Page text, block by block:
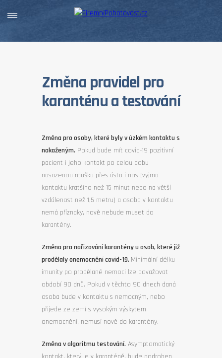
Změna pravidel pro
karanténu a testování
Změna pro osoby, které byly v úzkém kontaktu s
nakaženým. Pokud bude mít covid-19 pozitivní
pacient i jeho kontakt po celou dobu
nasazenou roušku přes ústa i nos (vyjma
kontaktu kratšího než 15 minut nebo na větší
vzdálenost než 1,5 metru) a osoba v kontaktu
nemá příznaky, nově nebude muset do
karantény.
Změna pro nařizování karantény u osob, které již
prodělaly onemocnění covid-19. Minimální délku
imunity po prodělané nemoci lze považovat
období 90 dnů. Pokud v těchto 90 dnech daná
osoba bude v kontaktu s nemocným, nebo
přijede ze zemí s vysokým výskytem
onemocnění, nemusí nově do karantény.
Změna v algoritmu testování. Asymptomatický